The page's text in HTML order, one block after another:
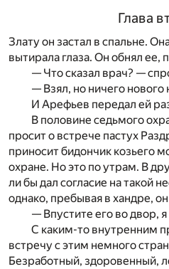
Глава
Злату он застал в спальне.
вытирала глаза. Он обнял ее,
— Что сказал врач? —
— Взял, но ничего нового
И Арефьев передал ей
В половине седьмого
просит о встрече пастух
приносит бидончик козьего
охране. Но это по утрам. В
ли бы дал согласие на такой
однако, пребывая в хандре,
— Впустите его во двор,
С каким-то внутренним
встречу с этим немного
Безработный, здоровенный,